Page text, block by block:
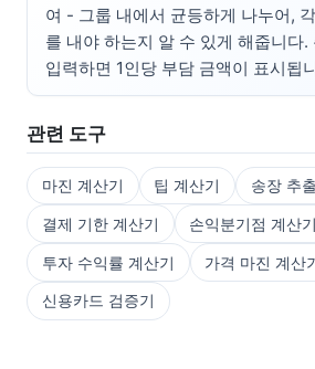
여 - 그룹 내에서 균등하게 나누어,
를 내야 하는지 알 수 있게 해줍니다.
입력하면 1인당 부담 금액이 표시됩
관련 도구
마진 계산기 팁 계산기 송장 추
결제 기한 계산기 손익분기점 계산기
투자 수익률 계산기 가격 마진 계산
신용카드 검증기